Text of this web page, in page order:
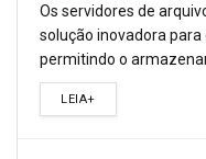
Os servidores de
solução inovadora
permitindo o
LEIA+